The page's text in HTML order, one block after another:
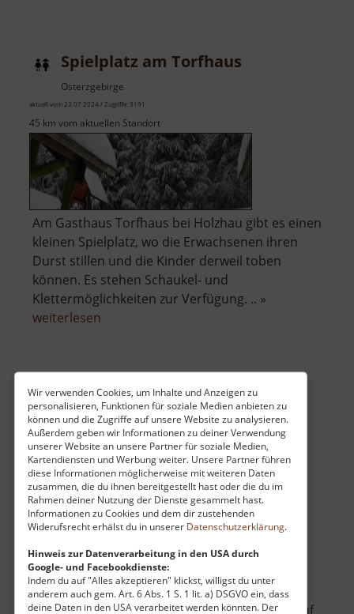
Wir verwenden Cookies, um Inhalte und Anzeigen zu
personalisieren, Funktionen für soziale Medien anbieten zu
können und die Zugriffe auf unsere Website zu analysieren.
Außerdem geben wir Informationen zu deiner Verwendung
unserer Website an unsere Partner für soziale Medien,
Kartendiensten und Werbung weiter. Unsere Partner führen
diese Informationen möglicherweise mit weiteren Daten
zusammen, die du ihnen bereitgestellt hast oder die du im
Rahmen deiner Nutzung der Dienste gesammelt hast.
Informationen zu Cookies und dem dir zustehenden
Widerufsrecht erhälst du in unserer Datenschutzerklärung.
Hinweis zur Datenverarbeitung in den USA durch
Google- und Facebookdienste:
Indem du auf "Alles akzeptieren" klickst, willigst du unter
anderem auch gem. Art. 6 Abs. 1 S. 1 lit. a) DSGVO ein, dass
deine Daten in den USA verarbeitet werden könnten. Der
Spielplatz am Torfhaus
Osterzgebirge
aktuell vom 23.07.2024 / Zugriffe: 3191
45 km vom aktuellen Standort
Am Gasthaus Torfhaus bei Holzhau gibt es einen
kleinen Spielplatz, wo die Erwachsenen ihren
Durst stillen und die Kinder derweil toben
können. Es stehen Schaukel- und
Klettermöglichkeiten zur Verfügung. .. »
weiterlesen
Torfhaus
Sonnentempel Tharandt
Heilige Hallen / Osterzgebirge
aktuell vom 01.05.2025 / Zugriffe: 5588
59 km vom aktuellen Standort
Am Oberleitenweg zwischen Somsdorf und
Tharandt steht der Sonnentempel an den
steilen Talhängen. Er ist Teil der sogenannten
Heiligen Hallen - einer Naturverschönerung auf